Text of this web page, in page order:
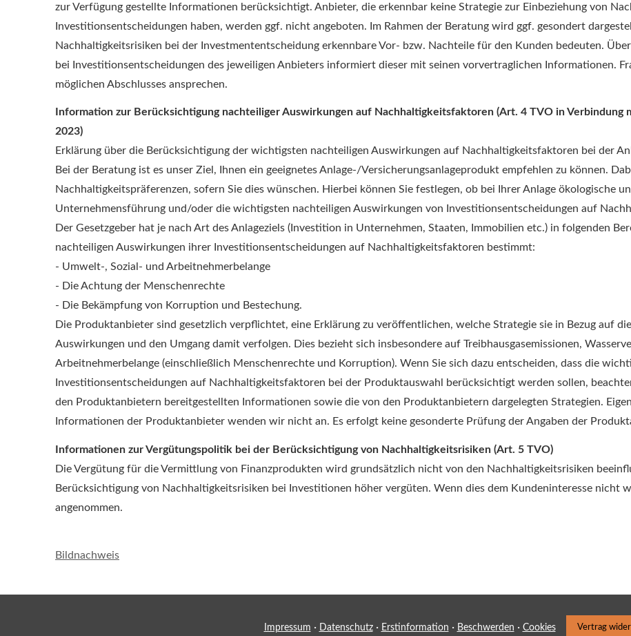
zur Verfügung gestellte Informationen berücksichtigt. Anbieter, die erkennbar keine Strategie zur Einbeziehung von
Investitionsentscheidungen haben, werden ggf. nicht angeboten. Im Rahmen der Beratung wird ggf. gesondert
Nachhaltigkeitsrisiken bei der Investmententscheidung erkennbare Vor- bzw. Nachteile für den Kunden bedeuten.
bei Investitionsentscheidungen des jeweiligen Anbieters informiert dieser mit seinen vorvertraglichen Informationen.
möglichen Abschlusses ansprechen.
Information zur Berücksichtigung nachteiliger Auswirkungen auf Nachhaltigkeitsfaktoren (Art. 4 TVO in Verbindung
2023)
Erklärung über die Berücksichtigung der wichtigsten nachteiligen Auswirkungen auf Nachhaltigkeitsfaktoren bei der
Bei der Beratung ist es unser Ziel, Ihnen ein geeignetes Anlage-/Versicherungsanlageprodukt empfehlen zu können.
Nachhaltigkeitspräferenzen, sofern Sie dies wünschen. Hierbei können Sie festlegen, ob bei Ihrer Anlage ökologische
Unternehmensführung und/oder die wichtigsten nachteiligen Auswirkungen von Investitionsentscheidungen auf
Der Gesetzgeber hat je nach Art des Anlageziels (Investition in Unternehmen, Staaten, Immobilien etc.) in folgenden
nachteiligen Auswirkungen ihrer Investitionsentscheidungen auf Nachhaltigkeitsfaktoren bestimmt:
- Umwelt-, Sozial- und Arbeitnehmerbelange
- Die Achtung der Menschenrechte
- Die Bekämpfung von Korruption und Bestechung.
Die Produktanbieter sind gesetzlich verpflichtet, eine Erklärung zu veröffentlichen, welche Strategie sie in Bezug auf
Auswirkungen und den Umgang damit verfolgen. Dies bezieht sich insbesondere auf Treibhausgasemissionen,
Arbeitnehmerbelange (einschließlich Menschenrechte und Korruption). Wenn Sie sich dazu entscheiden, dass die
Investitionsentscheidungen auf Nachhaltigkeitsfaktoren bei der Produktauswahl berücksichtigt werden sollen,
den Produktanbietern bereitgestellten Informationen sowie die von den Produktanbietern dargelegten Strategien.
Informationen der Produktanbieter wenden wir nicht an. Es erfolgt keine gesonderte Prüfung der Angaben der
Informationen zur Vergütungspolitik bei der Berücksichtigung von Nachhaltigkeitsrisiken (Art. 5 TVO)
Die Vergütung für die Vermittlung von Finanzprodukten wird grundsätzlich nicht von den Nachhaltigkeitsrisiken
Berücksichtigung von Nachhaltigkeitsrisiken bei Investitionen höher vergüten. Wenn dies dem Kundeninteresse nicht
angenommen.
Bildnachweis
Impressum · Datenschutz· Erstinformation · Beschwerden · Cookies Vertrag